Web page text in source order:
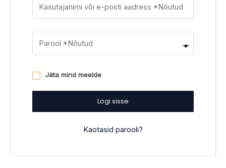
Jäta mind meelde
Logi sisse
Kaotasid parooli?